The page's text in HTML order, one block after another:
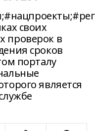
своих
проверок в
сроков
порталу
является